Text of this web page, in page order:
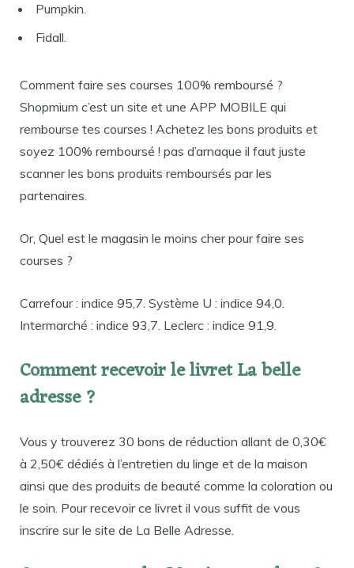
Pumpkin.
Fidall.
Comment faire ses courses 100% remboursé ?
Shopmium c’est un site et une APP MOBILE qui
rembourse tes courses ! Achetez les bons produits et
soyez 100% remboursé ! pas d’arnaque il faut juste
scanner les bons produits remboursés par les
partenaires.
Or, Quel est le magasin le moins cher pour faire ses
courses ?
Carrefour : indice 95,7. Système U : indice 94,0.
Intermarché : indice 93,7. Leclerc : indice 91,9.
Comment recevoir le livret La belle
adresse ?
Vous y trouverez 30 bons de réduction allant de 0,30€
à 2,50€ dédiés à l’entretien du linge et de la maison
ainsi que des produits de beauté comme la coloration ou
le soin. Pour recevoir ce livret il vous suffit de vous
inscrire sur le site de La Belle Adresse.